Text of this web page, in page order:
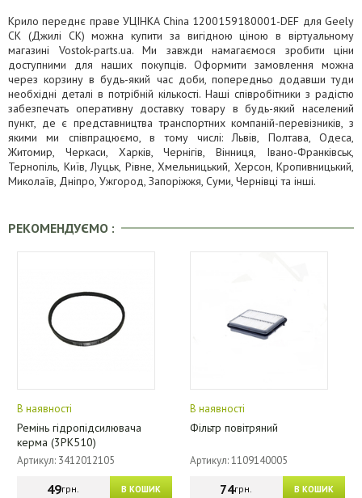
Крило переднє праве УЦІНКА China 1200159180001-DEF для Geely
CK (Джилі СК) можна купити за вигідною ціною в віртуальному
магазині Vostok-parts.ua. Ми завжди намагаємося зробити ціни
доступними для наших покупців. Оформити замовлення можна
через корзину в будь-який час доби, попередньо додавши туди
необхідні деталі в потрібній кількості. Наші співробітники з радістю
забезпечать оперативну доставку товару в будь-який населений
пункт, де є представництва транспортних компаній-перевізників, з
якими ми співпрацюємо, в тому числі: Львів, Полтава, Одеса,
Житомир, Черкаси, Харків, Чернігів, Вінниця, Івано-Франківськ,
Тернопіль, Київ, Луцьк, Рівне, Хмельницький, Херсон, Кропивницький,
Миколаїв, Дніпро, Ужгород, Запоріжжя, Суми, Чернівці та інші.
РЕКОМЕНДУЄМО :
В наявності
Ремінь гідропідсилювача
керма (3РК510)
Артикул: 3412012105
В КОШИК
49грн.
В наявності
Фільтр повітряний
Артикул: 1109140005
В КОШИК
74грн.